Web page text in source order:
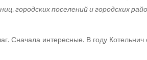
городских поселений и городских
Сначала интересные. В году Котельнич